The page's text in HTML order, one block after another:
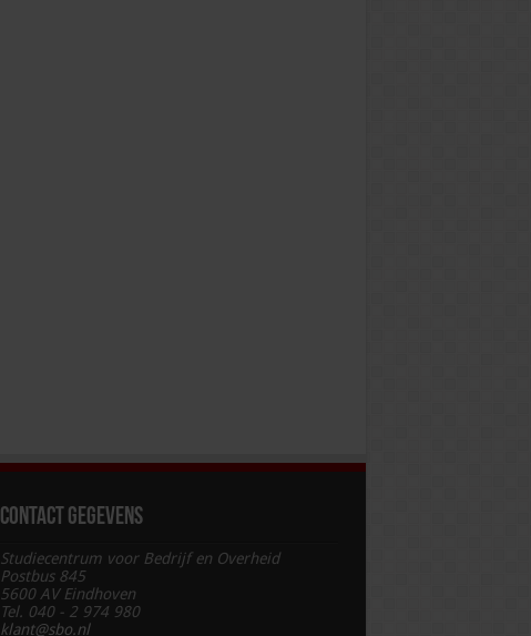
Contact gegevens
Studiecentrum voor Bedrijf en Overheid
Postbus 845
5600 AV Eindhoven
Tel. 040 - 2 974 980
klant@sbo.nl